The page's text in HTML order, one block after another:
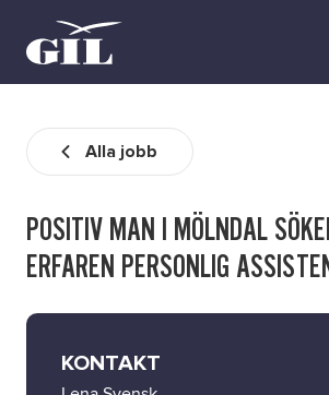
assistans
Utbildningar & Event
Jobb
Kontakt
Alla jobb
POSITIV MAN I MÖLNDAL
ERFAREN PERSONLIG
KONTAKT